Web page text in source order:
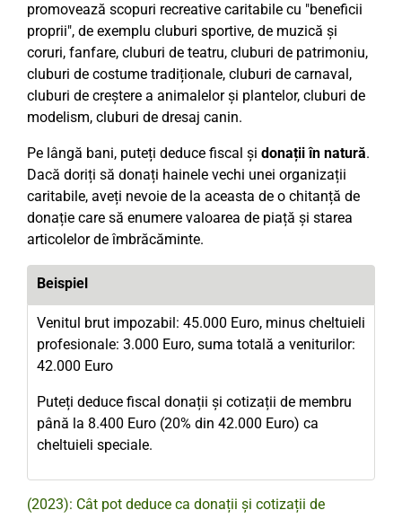
promovează scopuri recreative caritabile cu "beneficii
proprii", de exemplu cluburi sportive, de muzică și
coruri, fanfare, cluburi de teatru, cluburi de patrimoniu,
cluburi de costume tradiționale, cluburi de carnaval,
cluburi de creștere a animalelor și plantelor, cluburi de
modelism, cluburi de dresaj canin.
Pe lângă bani, puteți deduce fiscal și donații în natură.
Dacă doriți să donați hainele vechi unei organizații
caritabile, aveți nevoie de la aceasta de o chitanță de
donație care să enumere valoarea de piață și starea
articolelor de îmbrăcăminte.
Beispiel
Venitul brut impozabil: 45.000 Euro, minus cheltuieli
profesionale: 3.000 Euro, suma totală a veniturilor:
42.000 Euro
Puteți deduce fiscal donații și cotizații de membru
până la 8.400 Euro (20% din 42.000 Euro) ca
cheltuieli speciale.
(2023): Cât pot deduce ca donații și cotizații de